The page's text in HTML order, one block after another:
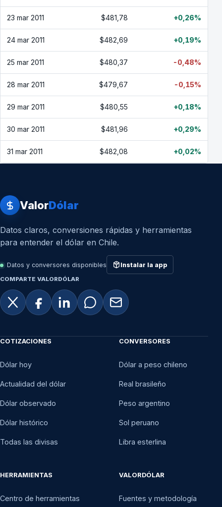
23 mar 2011 $481,78 +0,26%
24 mar 2011 $482,69 +0,19%
25 mar 2011 $480,37 -0,48%
28 mar 2011 $479,67 -0,15%
29 mar 2011 $480,55 +0,18%
30 mar 2011 $481,96 +0,29%
31 mar 2011 $482,08 +0,02%
ValorDólar
Datos claros, conversiones rápidas y herramientas
para entender el dólar en Chile.
Datos y conversores disponibles Instalar la app
COMPARTE VALORDÓLAR
COTIZACIONES
Dólar hoy
Actualidad del dólar
Dólar observado
Dólar histórico
Todas las divisas
CONVERSORES
Dólar a peso chileno
Real brasileño
Peso argentino
Sol peruano
Libra esterlina
HERRAMIENTAS
Centro de herramientas
VALORDÓLAR
Fuentes y metodología